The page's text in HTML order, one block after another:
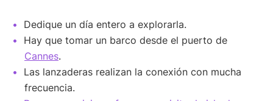
Dedique un día entero a explorarla.
Hay que tomar un barco desde el puerto de
Cannes.
Las lanzaderas realizan la conexión con mucha
frecuencia.